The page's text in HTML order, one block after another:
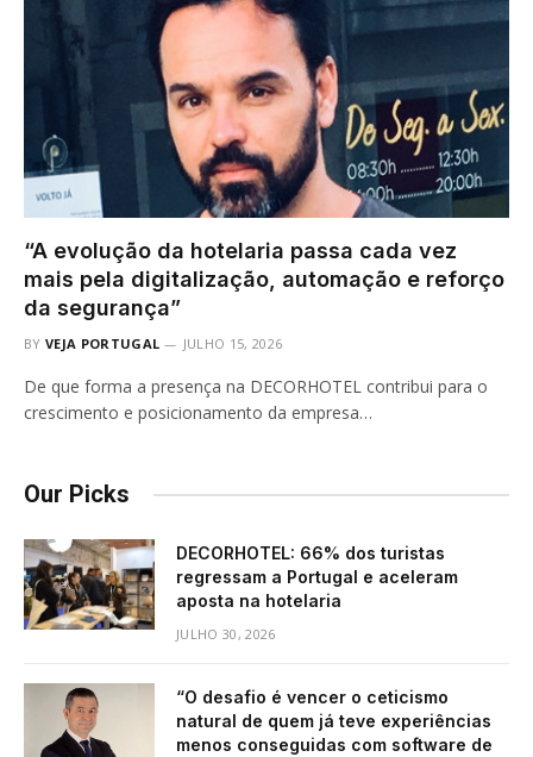
“A evolução da hotelaria passa cada vez
mais pela digitalização, automação e reforço
da segurança”
BY VEJA PORTUGAL JULHO 15, 2026
De que forma a presença na DECORHOTEL contribui para o
crescimento e posicionamento da empresa…
Our Picks
DECORHOTEL: 66% dos turistas
regressam a Portugal e aceleram
aposta na hotelaria
JULHO 30, 2026
“O desafio é vencer o ceticismo
natural de quem já teve experiências
menos conseguidas com software de